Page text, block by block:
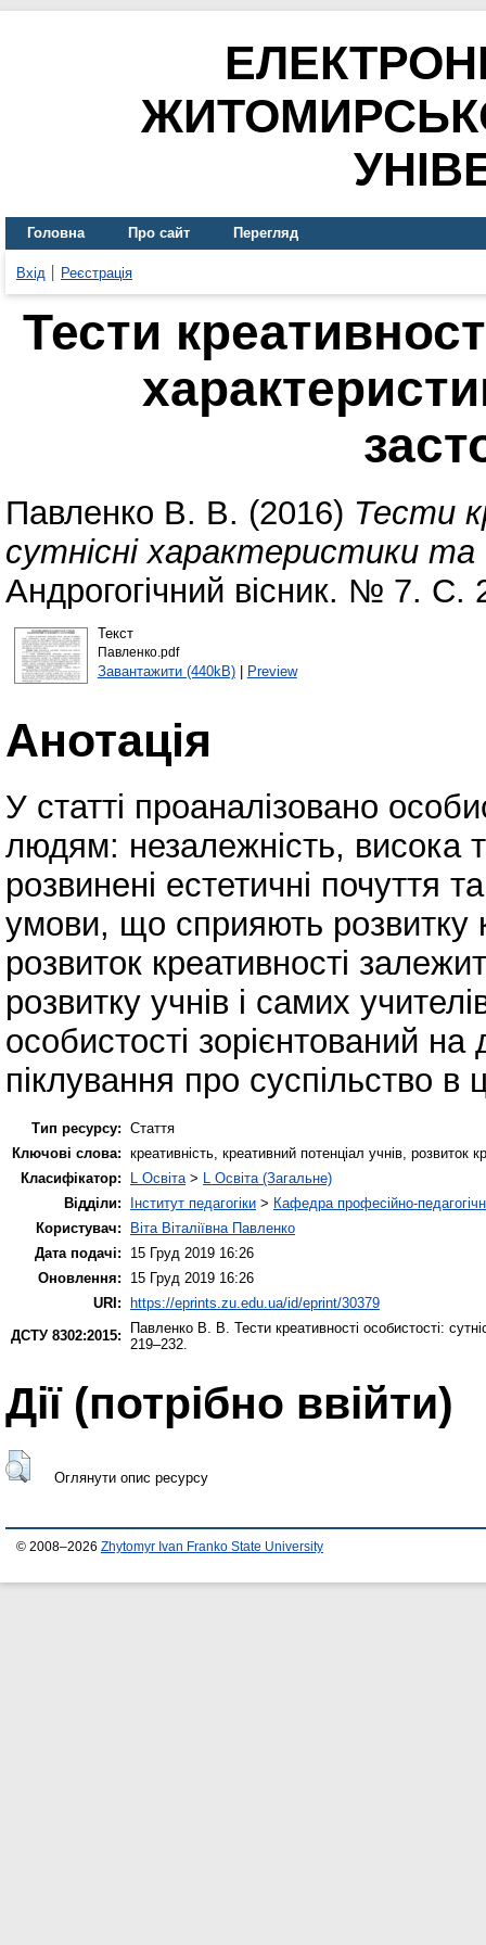
Головна Про сайт Перегляд
Вхід Реєстрація
Тести
Павленко В. В. (2016) Тести
сутнісні характеристики
Андрогогічний вісник. № 7. С.
Текст
Павленко.pdf
Завантажити (440kB)| Preview
Анотація
У статті проаналізовано
людям: незалежність, висока
розвинені естетичні почуття
умови, що сприяють розвитку
розвиток креативності
розвитку учнів і самих
особистості зорієнтований
піклування про суспільство в
Тип ресурсу: Стаття
Ключові слова: креативність, креативний потенціал учнів, розвиток
Класифікатор:
L Освіта > L Освіта (Загальне)
Відділи:
Інститут педагогіки > Кафедра професійно-
Користувач:
Віта Віталіївна Павленко
Дата подачі:
15 Груд 2019 16:26
Оновлення:
15 Груд 2019 16:26
URI: https://eprints.zu.edu.ua/id/eprint/30379
ДСТУ 8302:2015:
Павленко В. В. Тести креативності особистості:
219–232.
Дії ​​(потрібно ввійти)
Оглянути опис ресурсу
© 2008–2026 Zhytomyr Ivan Franko State University